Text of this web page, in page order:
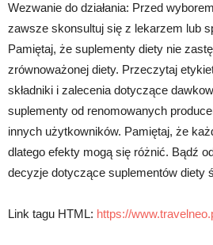
Wezwanie do działania: Przed
zawsze skonsultuj się z lekarzem lub
Pamiętaj, że suplementy diety nie
zrównoważonej diety. Przeczytaj
składniki i zalecenia dotyczące
suplementy od renomowanych
innych użytkowników. Pamiętaj, że
dlatego efekty mogą się różnić. Bądź
decyzje dotyczące suplementów diety
Link tagu HTML: https://